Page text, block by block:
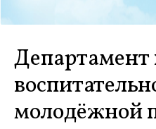
Департамент
молодёжной